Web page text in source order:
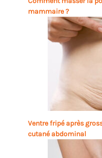
mammaire ?
Ventre fripé après
cutané abdominal